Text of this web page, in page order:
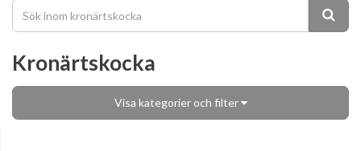
Kronärtskocka
Visa kategorier och filter